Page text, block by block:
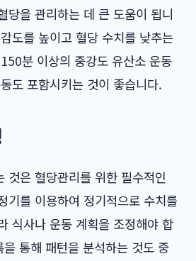
당을 관리하는 데 큰 도움이 됩니
도를 높이고 혈당 수치를 낮추는
분 이상의 중강도 유산소 운동
도 포함시키는 것이 좋습니다.
것은 혈당관리를 위한 필수적인
기를 이용하여 정기적으로 수치를
식사나 운동 계획을 조정해야 합
통해 패턴을 분석하는 것도 중